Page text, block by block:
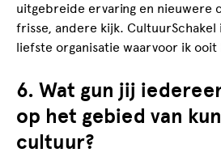
uitgebreide ervaring en nieuwere
frisse, andere kijk. CultuurSchakel
liefste organisatie waarvoor ik
6. Wat gun jij
op het gebied van
cultuur?